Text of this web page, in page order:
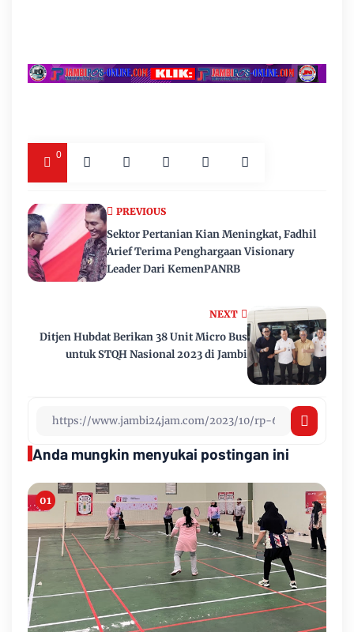
0
NEXT
Ditjen Hubdat Berikan 38 Unit Micro Bus
untuk STQH Nasional 2023 di Jambi
PREVIOUS
Sektor Pertanian Kian Meningkat, Fadhil
Arief Terima Penghargaan Visionary
Leader Dari KemenPANRB
Anda mungkin menyukai postingan ini